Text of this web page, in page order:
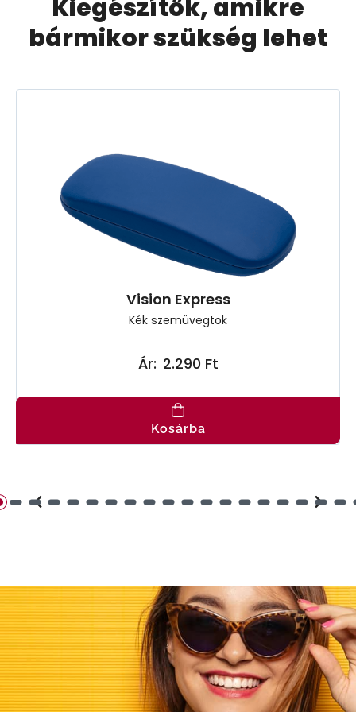
Kiegészítők, amikre
bármikor szükség lehet
Vision Express
Kék szemüvegtok
Ár: 2.290 Ft
Kosárba